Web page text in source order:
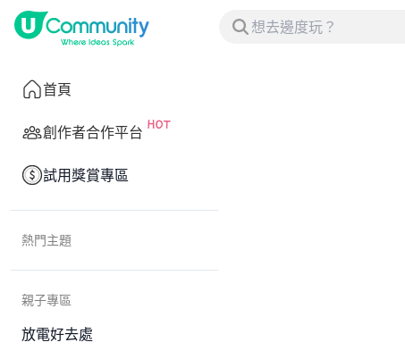
首頁
創作者合作平台
試用獎賞專區
熱門主題
親子專區
放電好去處